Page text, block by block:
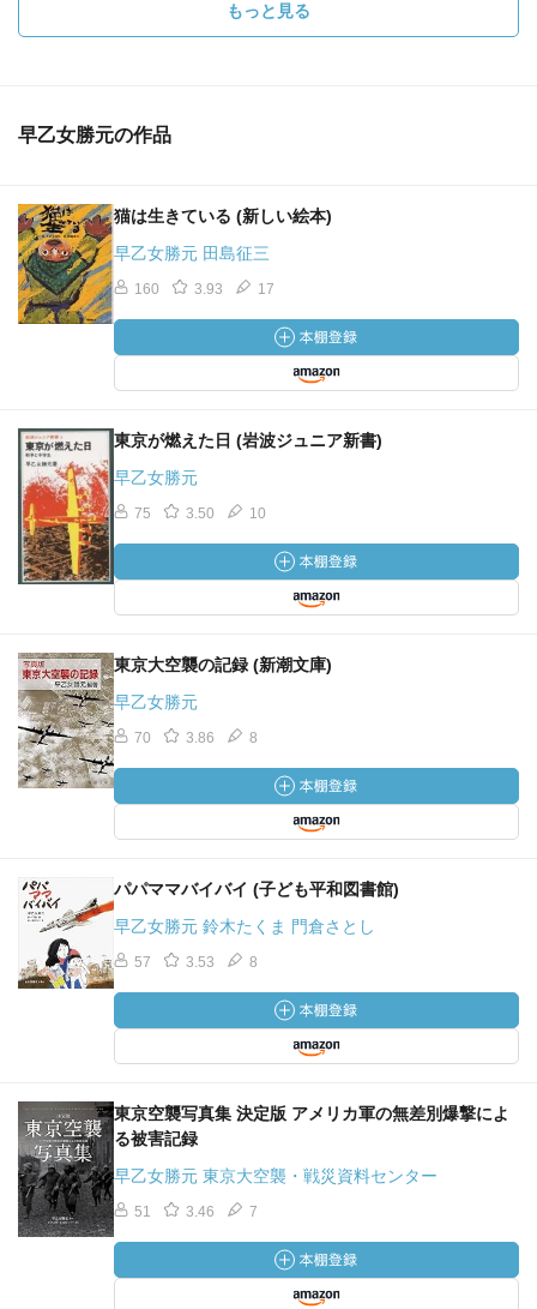
もっと見る
早乙女勝元の作品
猫は生きている (新しい絵本)
早乙女勝元 田島征三
160 3.93 17
東京が燃えた日 (岩波ジュニア新書)
早乙女勝元
75 3.50 10
東京大空襲の記録 (新潮文庫)
早乙女勝元
70 3.86 8
パパママバイバイ (子ども平和図書館)
早乙女勝元 鈴木たくま 門倉さとし
57 3.53 8
東京空襲写真集 決定版 アメリカ軍の無差別爆撃によ
る被害記録
早乙女勝元 東京大空襲・戦災資料センター
51 3.46 7